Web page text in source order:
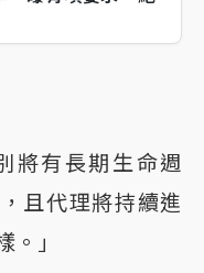
將有長期生命週
且代理將持續進
。」